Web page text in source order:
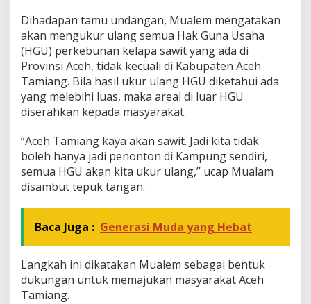
r
n
u
r
A
c
h
U
u
r
l
a
H
Dihadapan tamu undangan, Mualem mengatakan
akan mengukur ulang semua Hak Guna Usaha
(HGU) perkebunan kelapa sawit yang ada di
Provinsi Aceh, tidak kecuali di Kabupaten Aceh
Tamiang. Bila hasil ukur ulang HGU diketahui ada
yang melebihi luas, maka areal di luar HGU
diserahkan kepada masyarakat.
“Aceh Tamiang kaya akan sawit. Jadi kita tidak
boleh hanya jadi penonton di Kampung sendiri,
semua HGU akan kita ukur ulang,” ucap Mualam
disambut tepuk tangan.
Baca Juga : Generasi Muda yang Hebat
Langkah ini dikatakan Mualem sebagai bentuk
dukungan untuk memajukan masyarakat Aceh
Tamiang.